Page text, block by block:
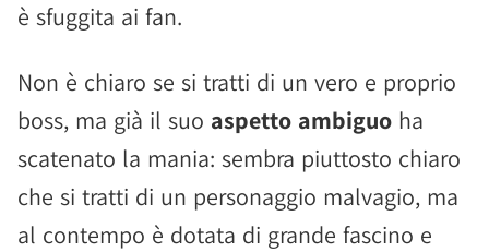
è sfuggita ai fan.
Non è chiaro se si tratti di un vero e proprio
boss, ma già il suo aspetto ambiguo ha
scatenato la mania: sembra piuttosto chiaro
che si tratti di un personaggio malvagio, ma
al contempo è dotata di grande fascino e